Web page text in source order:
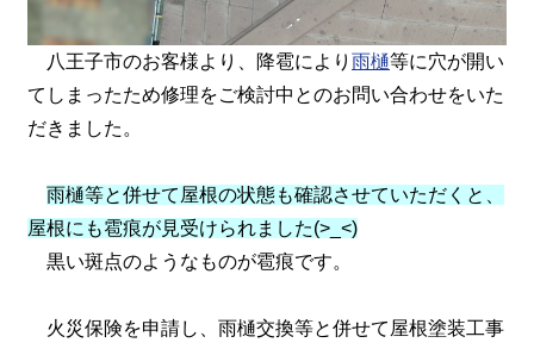
八王子市のお客様より、降雹により 雨樋等に穴が開い
てしまったため修理をご検討中とのお問い合わせをいた
だきました。
雨樋等と併せて屋根の状態も確認させていただくと、
屋根にも雹痕が見受けられました(>_<)
黒い斑点のようなものが雹痕です。
火災保険を申請し、雨樋交換等と併せて屋根塗装工事